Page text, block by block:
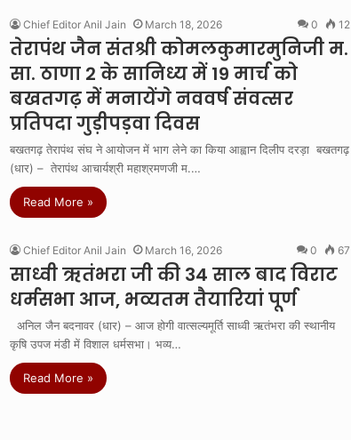
Chief Editor Anil Jain March 18, 2026 0 12
तेरापंथ जैन संतश्री कोमलकुमारमुनिजी म.
सा. ठाणा 2 के सानिध्य में 19 मार्च को
बखतगढ़ में मनायेंगे नववर्ष संवत्सर
प्रतिपदा गुड़ीपड़वा दिवस
बखतगढ़ तेरापंथ संघ ने आयोजन में भाग लेने का किया आह्वान दिलीप दरड़ा बखतगढ़
(धार) – तेरापंथ आचार्यश्री महाश्रमणजी म.…
Read More »
Chief Editor Anil Jain March 16, 2026 0 67
साध्वी ऋतंभरा जी की 34 साल बाद विराट
धर्मसभा आज, भव्यतम तैयारियां पूर्ण
अनिल जैन बदनावर (धार) – आज होगी वात्सल्यमूर्ति साध्वी ऋतंभरा की स्थानीय
कृषि उपज मंडी में विशाल धर्मसभा। भव्य…
Read More »